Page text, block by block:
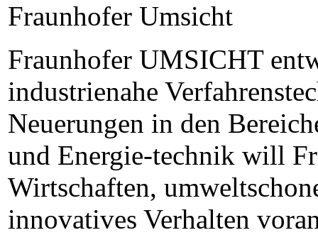
Fraunhofer Umsicht
Fraunhofer UMSICHT
industrienahe
Neuerungen in den
und Energie-technik will
Wirtschaften,
innovatives Verhalten